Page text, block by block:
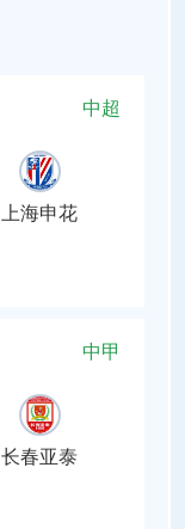
中超
上海申花
中甲
长春亚泰